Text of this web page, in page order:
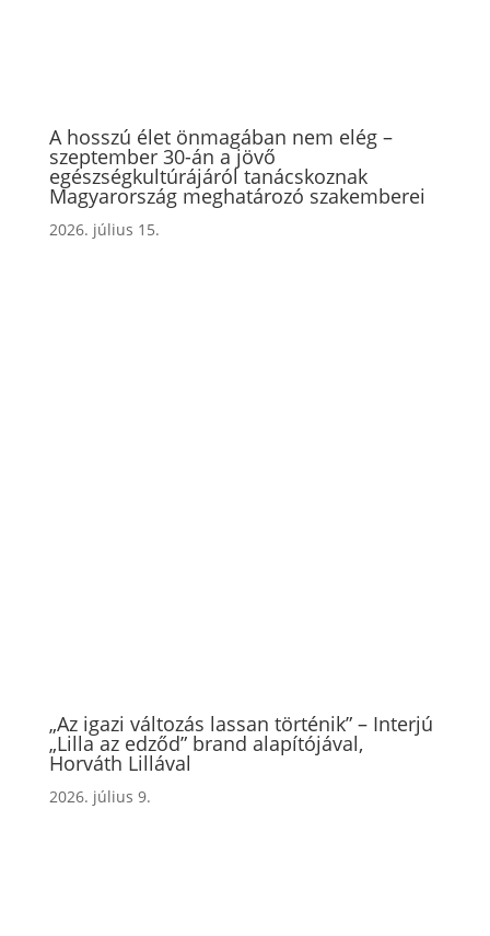
A hosszú élet önmagában nem elég –
szeptember 30-án a jövő
egészségkultúrájáról tanácskoznak
Magyarország meghatározó szakemberei
2026. július 15.
„Az igazi változás lassan történik” – Interjú
„Lilla az edződ” brand alapítójával,
Horváth Lillával
2026. július 9.